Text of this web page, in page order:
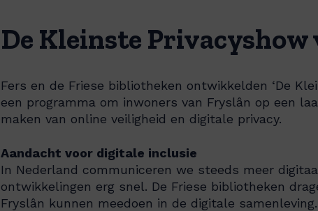
De Kleinste Privacyshow
Fers en de Friese bibliotheken ontwikkelden ‘De
een programma om inwoners van Fryslân op een
maken van online veiligheid en digitale privacy.
Aandacht voor digitale inclusie
In Nederland communiceren we steeds meer
ontwikkelingen erg snel. De Friese bibliotheken
Fryslân kunnen meedoen in de digitale